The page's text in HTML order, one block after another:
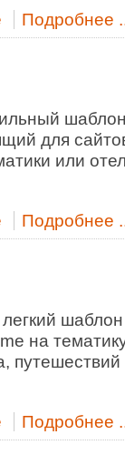
Подробнее
для
или
Подробнее
на
путешествий
Подробнее